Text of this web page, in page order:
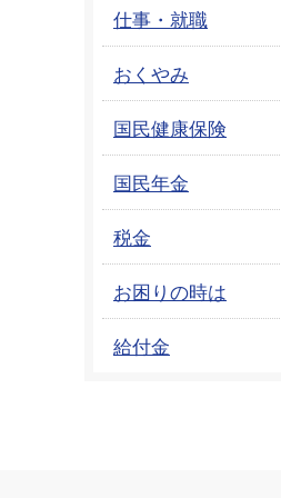
仕事・就職
おくやみ
国民健康保険
国民年金
税金
お困りの時は
給付金